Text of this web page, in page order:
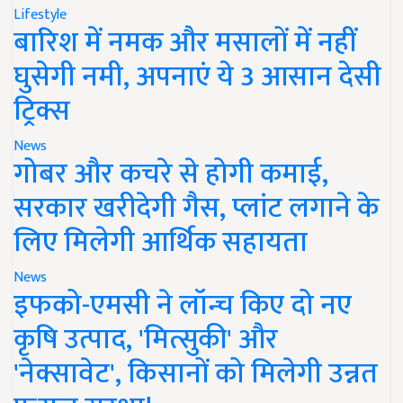
Lifestyle
बारिश में नमक और मसालों में नहीं
घुसेगी नमी, अपनाएं ये 3 आसान देसी
ट्रिक्स
News
गोबर और कचरे से होगी कमाई,
सरकार खरीदेगी गैस, प्लांट लगाने के
लिए मिलेगी आर्थिक सहायता
News
इफको-एमसी ने लॉन्च किए दो नए
कृषि उत्पाद, 'मित्सुकी' और
'नेक्सावेट', किसानों को मिलेगी उन्नत